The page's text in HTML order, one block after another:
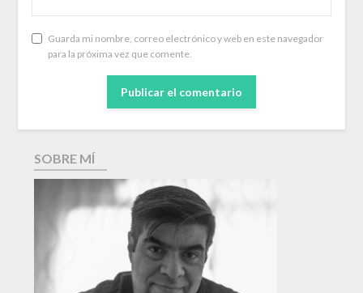
Guarda mi nombre, correo electrónico y web en este navegador
para la próxima vez que comente.
SOBRE MÍ